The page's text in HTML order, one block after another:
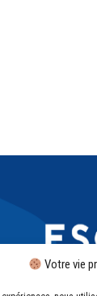
Votre vie